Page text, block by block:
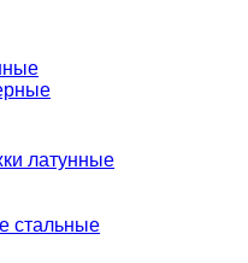
латунные
стальные